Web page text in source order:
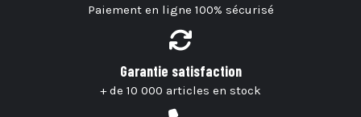
Paiement en ligne 100% sécurisé
Garantie satisfaction
+ de 10 000 articles en stock